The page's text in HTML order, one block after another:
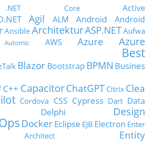
.NET Core
Active
Agil ALM Android
Android
Ansible ArchitekturASP.NETAufwa
Automic AWS Azure
Azure
Best
Blazor Bootstrap BPMN Busines
C++ CapacitorChatGPT Citrix Clea
Cordova CSS Cypress Dart Data
Delphi
Design
DockerEclipse EJB Electron Enter
Entity